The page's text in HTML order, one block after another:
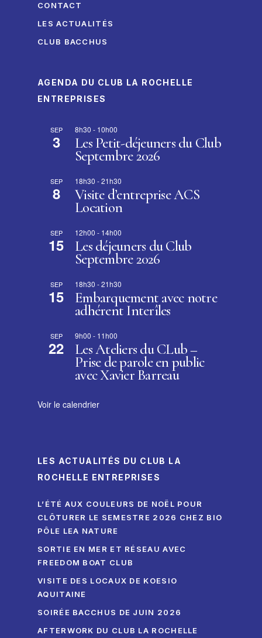
CONTACT
LES ACTUALITÉS
CLUB BACCHUS
AGENDA DU CLUB LA ROCHELLE
ENTREPRISES
SEP
3
8h30 - 10h00
Les Petit-déjeuners du Club
Septembre 2026
SEP
8
18h30 -21h30
Visite d’entreprise ACS
Location
SEP
15
12h00 - 14h00
Les déjeuners du Club
Septembre 2026
SEP
15
18h30 -21h30
Embarquement avec notre
adhérent Interîles
SEP
22
9h00 - 11h00
Les Ateliers du CLub –
Prise de parole en public
avec Xavier Barreau
Voir le calendrier
LES ACTUALITÉS DU CLUB LA
ROCHELLE ENTREPRISES
L’ÉTÉ AUX COULEURS DE NOËL POUR
CLÔTURER LE SEMESTRE 2026 CHEZ BIO
PÔLE LEA NATURE
SORTIE EN MER ET RÉSEAU AVEC
FREEDOM BOAT CLUB
VISITE DES LOCAUX DE KOESIO
AQUITAINE
SOIRÉE BACCHUS DE JUIN 2026
AFTERWORK DU CLUB LA ROCHELLE